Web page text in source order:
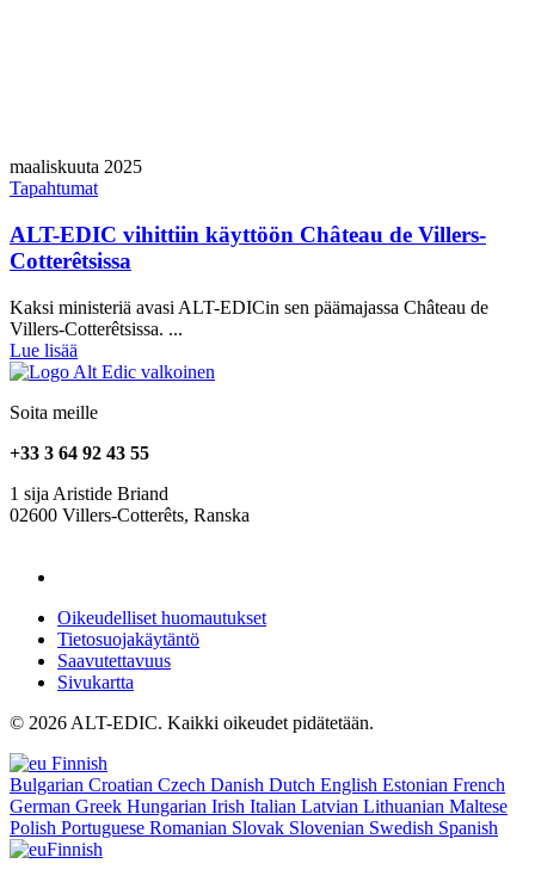
maaliskuuta 2025
Tapahtumat
ALT-EDIC vihittiin käyttöön Château de Villers-
Cotterêtsissa
Kaksi ministeriä avasi ALT-EDICin sen päämajassa Château de
Villers-Cotterêtsissa. ...
Lue lisää
Soita meille
+33 3 64 92 43 55
1 sija Aristide Briand
02600 Villers-Cotterêts, Ranska
Oikeudelliset huomautukset
Tietosuojakäytäntö
Saavutettavuus
Sivukartta
© 2026 ALT-EDIC. Kaikki oikeudet pidätetään.
Finnish
Bulgarian Croatian Czech Danish Dutch English Estonian French
German Greek Hungarian Irish Italian Latvian Lithuanian Maltese
Polish Portuguese Romanian Slovak Slovenian Swedish Spanish
Finnish